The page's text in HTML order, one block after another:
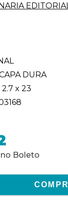
EDITORIAL
DURA
2.7 x 23
no Boleto